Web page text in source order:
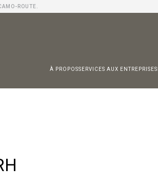
ROUTE.
À PROPOSSERVICES AUX ENTREPRISES